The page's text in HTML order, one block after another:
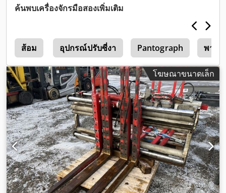
ค้นพบเครื่องจักรมือสองเพิ่มเติม
ส้อม อุปกรณ์ปรับซี่งา Pantograph พาเล
โฆษณาขนาดเล็ก